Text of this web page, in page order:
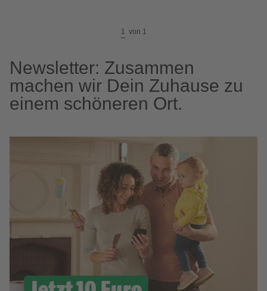
1 von 1
Newsletter: Zusammen
machen wir Dein Zuhause zu
einem schöneren Ort.